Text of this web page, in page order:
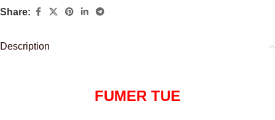
Share:
Description
FUMER TUE